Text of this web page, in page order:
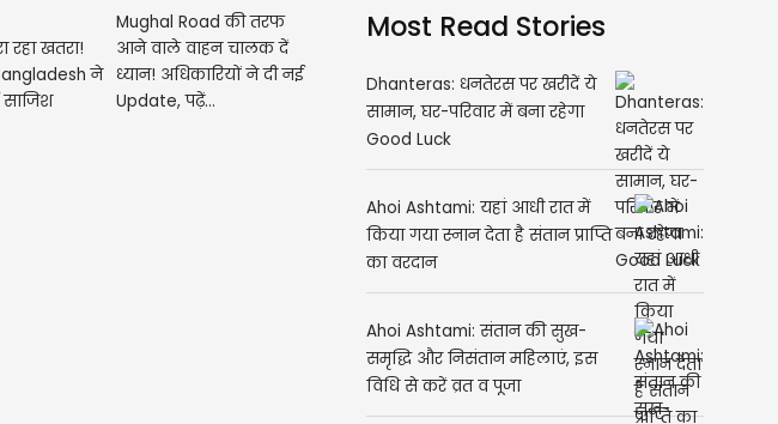
रहा खतरा!
ने
Mughal Road की तरफ
आने वाले वाहन चालक दें
ध्यान! अधिकारियों ने दी नई
Update, पढ़ें...
Most Read Stories
Dhanteras: धनतेरस पर खरीदें ये
सामान, घर-परिवार में बना रहेगा
Ahoi Ashtami: यहां आधी रात में
किया गया स्नान देता है संतान प्राप्ति
Ahoi Ashtami: संतान की सुख-
समृद्धि और निसंतान महिलाएं, इस